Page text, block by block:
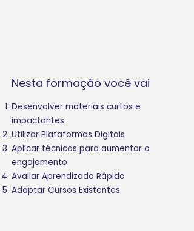
Nesta formação você vai
Desenvolver materiais curtos e
impactantes
Utilizar Plataformas Digitais
Aplicar técnicas para aumentar o
engajamento
Avaliar Aprendizado Rápido
Adaptar Cursos Existentes